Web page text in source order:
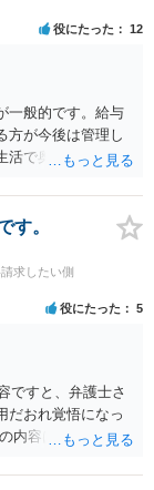
役にたった 12
一般的です。給与
方が今後は管理し
活で奥様が管理さ
、収入は給与だけ
産がないのであれ
張できないことに
。 婚姻費用を渡
るとは思います
用の金額の合意が
れば納得した金
らです）。 特別
婚姻費用は定め
利益のために支払
相当だと思いま
す。
求したい側
役にたった 5
ですと、弁護士さ
だおれ覚悟になっ
内容は、法律的に
委任することを検